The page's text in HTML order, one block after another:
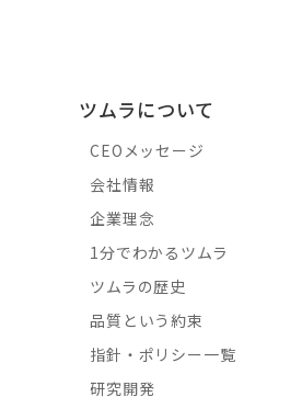
ツムラについて
CEOメッセージ
会社情報
企業理念
1分でわかるツムラ
ツムラの歴史
品質という約束
指針・ポリシー一覧
研究開発